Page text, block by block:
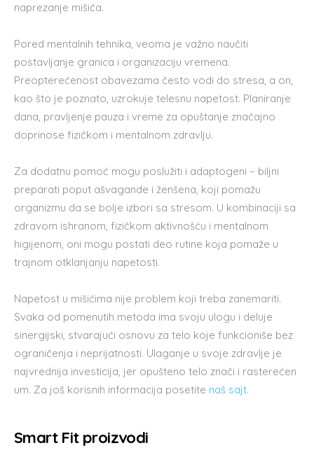
naprezanje mišića.
Pored mentalnih tehnika, veoma je važno naučiti
postavljanje granica i organizaciju vremena.
Preopterećenost obavezama često vodi do stresa, a on,
kao što je poznato, uzrokuje telesnu napetost. Planiranje
dana, pravljenje pauza i vreme za opuštanje značajno
doprinose fizičkom i mentalnom zdravlju.
Za dodatnu pomoć mogu poslužiti i adaptogeni – biljni
preparati poput ašvagande i ženšena, koji pomažu
organizmu da se bolje izbori sa stresom. U kombinaciji sa
zdravom ishranom, fizičkom aktivnošću i mentalnom
higijenom, oni mogu postati deo rutine koja pomaže u
trajnom otklanjanju napetosti.
Napetost u mišićima nije problem koji treba zanemariti.
Svaka od pomenutih metoda ima svoju ulogu i deluje
sinergijski, stvarajući osnovu za telo koje funkcioniše bez
ograničenja i neprijatnosti. Ulaganje u svoje zdravlje je
najvrednija investicija, jer opušteno telo znači i rasterećen
um. Za još korisnih informacija posetite naš sajt.
Smart Fit proizvodi